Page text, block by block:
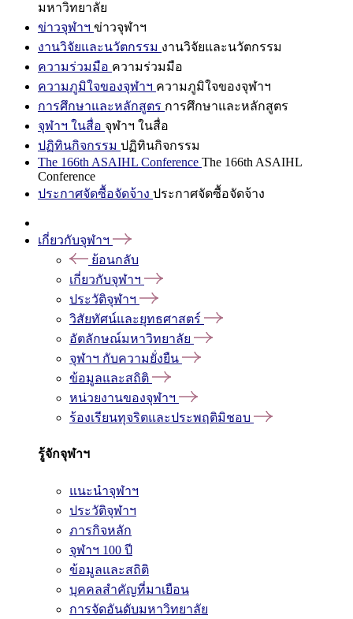
มหาวิทยาลัย
ข่าวจุฬาฯ ข่าวจุฬาฯ
งานวิจัยและนวัตกรรม งานวิจัยและนวัตกรรม
ความร่วมมือ ความร่วมมือ
ความภูมิใจของจุฬาฯ ความภูมิใจของจุฬาฯ
การศึกษาและหลักสูตร การศึกษาและหลักสูตร
จุฬาฯ ในสื่อ จุฬาฯ ในสื่อ
ปฏิทินกิจกรรม ปฏิทินกิจกรรม
The 166th ASAIHL Conference The 166th ASAIHL
Conference
ประกาศจัดซื้อจัดจ้าง ประกาศจัดซื้อจัดจ้าง
เกี่ยวกับจุฬาฯ
ย้อนกลับ
เกี่ยวกับจุฬาฯ
ประวัติจุฬาฯ
วิสัยทัศน์และยุทธศาสตร์
อัตลักษณ์มหาวิทยาลัย
จุฬาฯ กับความยั่งยืน
ข้อมูลและสถิติ
หน่วยงานของจุฬาฯ
ร้องเรียนทุจริตและประพฤติมิชอบ
รู้จักจุฬาฯ
แนะนำจุฬาฯ
ประวัติจุฬาฯ
ภารกิจหลัก
จุฬาฯ 100 ปี
ข้อมูลและสถิติ
บุคคลสำคัญที่มาเยือน
การจัดอันดับมหาวิทยาลัย